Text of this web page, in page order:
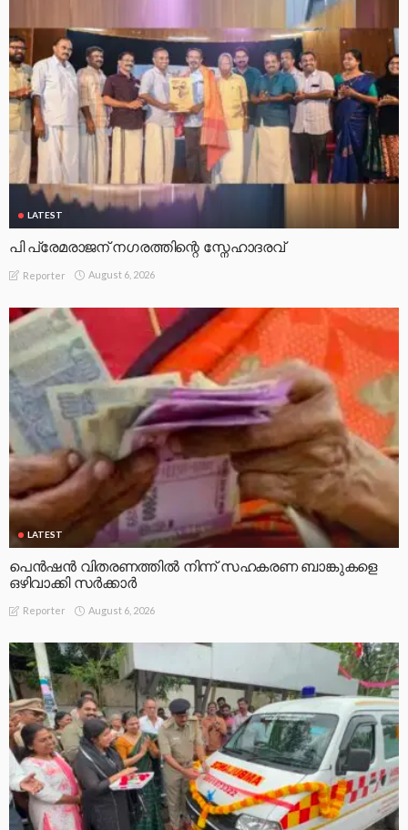
LATEST
പി പ്രേമരാജന് നഗരത്തിന്റെ സ്നേഹാദരവ്
Reporter August 6, 2026
LATEST
പെൻഷൻ വിതരണത്തിൽ നിന്ന് സഹകരണ ബാങ്കുകളെ
ഒഴിവാക്കി സർക്കാർ
Reporter August 6, 2026